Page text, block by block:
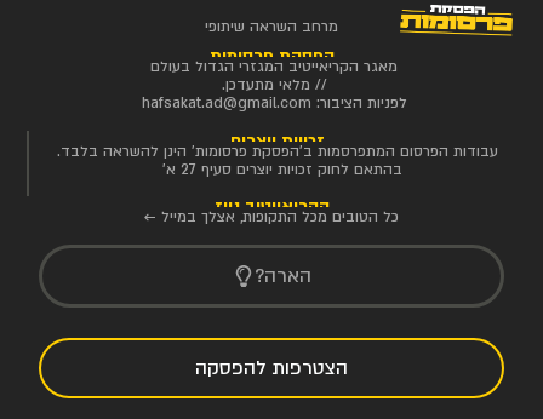
מרחב השראה שיתופי
הפסקת פרסומות
מאגר הקריאייטיב המגזרי הגדול בעולם
// מלאי מתעדכן.
לפניות הציבור: hafsakat.ad@gmail.com
זכויות יוצרים
עבודות הפרסום המתפרסמות ב'הפסקת פרסומות' הינן להשראה בלבד.
בהתאם לחוק זכויות יוצרים סעיף 27 א'
הקריאייטיב ניוז
כל הטובים מכל התקופות, אצלך במייל ←
הארה?
הצטרפות להפסקה